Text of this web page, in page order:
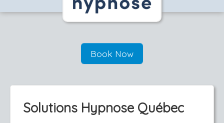
Book Now
Solutions Hypnose Québec